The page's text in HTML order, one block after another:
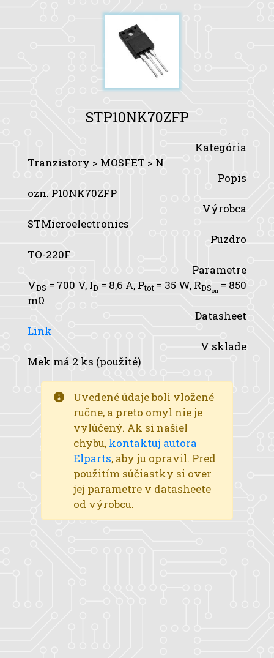
STP10NK70ZFP
Kategória
Tranzistory > MOSFET > N
Popis
ozn. P10NK70ZFP
Výrobca
STMicroelectronics
Puzdro
TO-220F
Parametre
VDS = 700 V, ID = 8,6 A, Ptot = 35 W, RDSon = 850
mΩ
Datasheet
Link
V sklade
Mek má 2 ks (použité)
Uvedené údaje boli vložené
ručne, a preto omyl nie je
vylúčený. Ak si našiel
chybu, kontaktuj autora
Elparts, aby ju opravil. Pred
použitím súčiastky si over
jej parametre v datasheete
od výrobcu.